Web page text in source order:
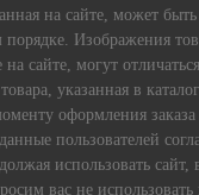
на сайте, может быть
Изображения
сайте, могут
указанная в
оформления заказа
пользователей
использовать сайт,
вас не